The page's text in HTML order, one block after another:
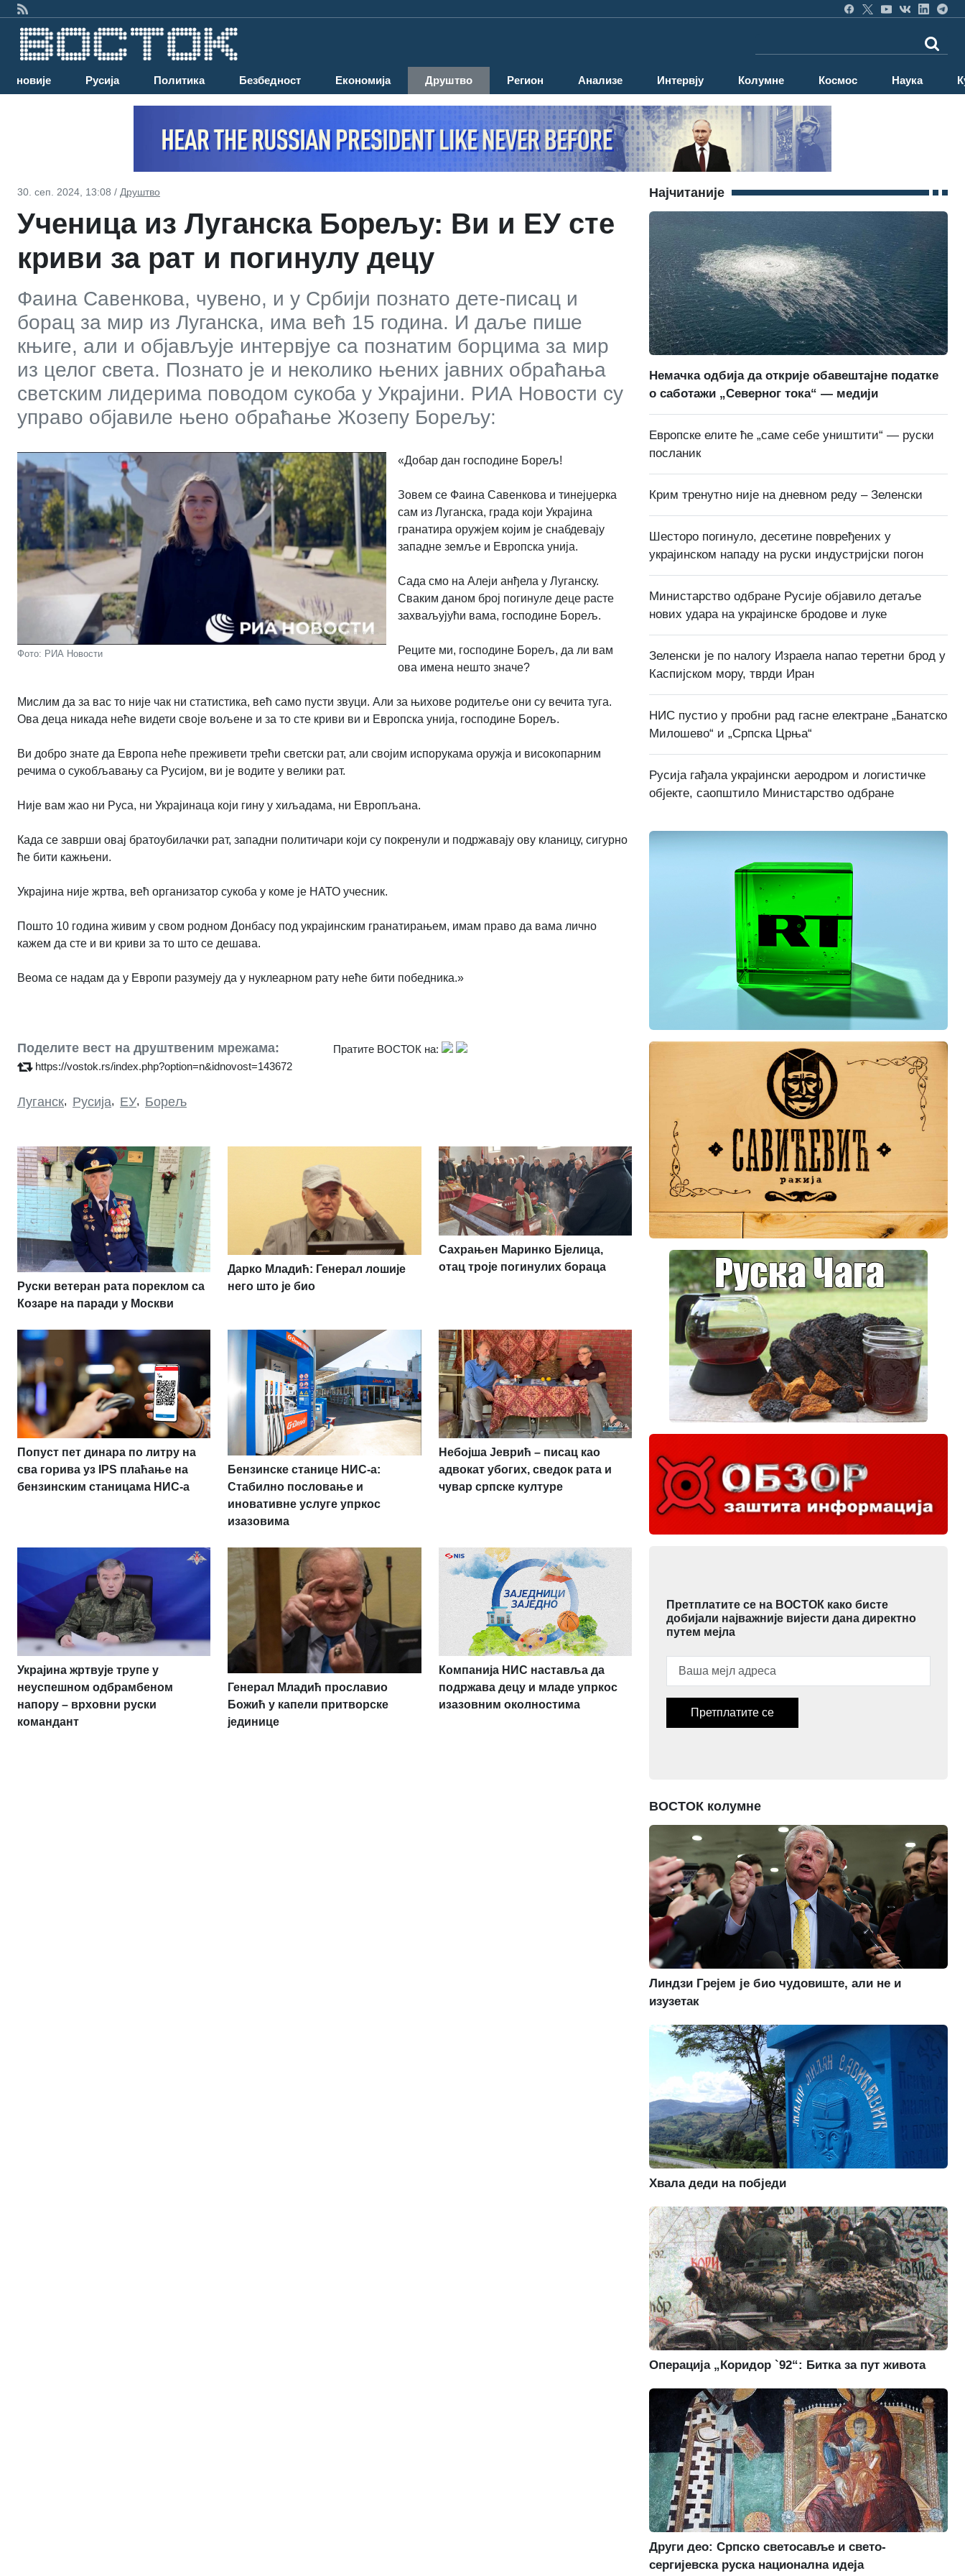
Најновије Русија Политика Безбедност Економија Друштво Регион Анализе Интервју Колумне Космос Наука
30. сеп. 2024, 13:08 / Друштво
Ученица из Луганска Борељу: Ви и ЕУ сте
криви за рат и погинулу децу
Фаина Савенкова, чувено, и у Србији познато дете-писац и
борац за мир из Луганска, има већ 15 година. И даље пише
књиге, али и објављује интервјуе са познатим борцима за мир
из целог света. Познато је и неколико њених јавних обраћања
светским лидерима поводом сукоба у Украјини. РИА Новости су
управо објавиле њено обраћање Жозепу Борељу:
Фото: РИА Новости
«Добар дан господине Борељ!
Зовем се Фаина Савенкова и тинејџерка
сам из Луганска, града који Украјина
гранатира оружјем којим је снабдевају
западне земље и Европска унија.
Сада смо на Алеји анђела у Луганску.
Сваким даном број погинуле деце расте
захваљујући вама, господине Борељ.
Реците ми, господине Борељ, да ли вам
ова имена нешто значе?
Мислим да за вас то није чак ни статистика, већ само пусти звуци. Али за њихове родитеље они су вечита туга.
Ова деца никада неће видети своје вољене и за то сте криви ви и Европска унија, господине Борељ.
Ви добро знате да Европа неће преживети трећи светски рат, али својим испорукама оружја и високопарним
речима о сукобљавању са Русијом, ви је водите у велики рат.
Није вам жао ни Руса, ни Украјинаца који гину у хиљадама, ни Европљана.
Када се заврши овај братоубилачки рат, западни политичари који су покренули и подржавају ову кланицу, сигурно
ће бити кажњени.
Украјина није жртва, већ организатор сукоба у коме је НАТО учесник.
Пошто 10 година живим у свом родном Донбасу под украјинским гранатирањем, имам право да вама лично
кажем да сте и ви криви за то што се дешава.
Веома се надам да у Европи разумеју да у нуклеарном рату неће бити победника.»
Поделите вест на друштвеним мрежама:
https://vostok.rs/index.php?option=n&idnovost=143672
Пратите ВОСТОК на:
Луганск, Русија, ЕУ, Борељ
Руски ветеран рата пореклом са
Козаре на паради у Москви
Дарко Младић: Генерал лошије
него што је био
Сахрањен Маринко Бјелица,
отац троје погинулих бораца
Попуст пет динара по литру на
сва горива уз IPS плаћање на
бензинским станицама НИС-а
Бензинске станице НИС-а:
Стабилно пословање и
иновативне услуге упркос
изазовима
Небојша Јеврић – писац као
адвокат убогих, сведок рата и
чувар српске културе
Украјина жртвује трупе у
неуспешном одбрамбеном
напору – врховни руски
командант
Генерал Младић прославио
Божић у капели притворске
јединице
Компанија НИС наставља да
подржава децу и младе упркос
изазовним околностима
Најчитаније
Немачка одбија да открије обавештајне податке
о саботажи „Северног тока“ — медији
Европске елите ће „саме себе уништити“ — руски
посланик
Крим тренутно није на дневном реду – Зеленски
Шесторо погинуло, десетине повређених у
украјинском нападу на руски индустријски погон
Министарство одбране Русије објавило детаље
нових удара на украјинске бродове и луке
Зеленски је по налогу Израела напао теретни брод у
Каспијском мору, тврди Иран
НИС пустио у пробни рад гасне електране „Банатско
Милошево“ и „Српска Црња“
Русија гађала украјински аеродром и логистичке
објекте, саопштило Министарство одбране
Претплатите се на ВОСТОК како бисте
добијали најважније вијести дана директно
путем мејла
Претплатите се
ВОСТОК колумне
Линдзи Грејем је био чудовиште, али не и
изузетак
Хвала деди на побједи
Операција „Коридор `92“: Битка за пут живота
Други део: Српско светосавље и свето-
сергијевска руска национална идеја